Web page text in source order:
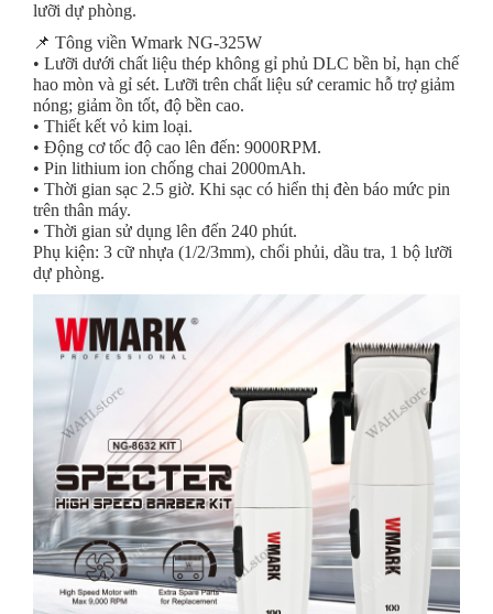
lưỡi dự phòng.
📌 Tông viền Wmark NG-325W
• Lưỡi dưới chất liệu thép không gỉ phủ DLC bền bỉ, hạn chế
hao mòn và gỉ sét. Lưỡi trên chất liệu sứ ceramic hỗ trợ giảm
nóng; giảm ồn tốt, độ bền cao.
• Thiết kết vỏ kim loại.
• Động cơ tốc độ cao lên đến: 9000RPM.
• Pin lithium ion chống chai 2000mAh.
• Thời gian sạc 2.5 giờ. Khi sạc có hiển thị đèn báo mức pin
trên thân máy.
• Thời gian sử dụng lên đến 240 phút.
Phụ kiện: 3 cữ nhựa (1/2/3mm), chổi phủi, dầu tra, 1 bộ lưỡi
dự phòng.